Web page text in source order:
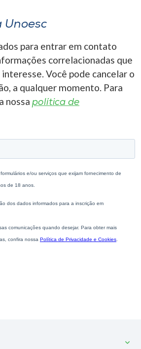
Unoesc
para entrar em contato
correlacionadas que
Você pode cancelar o
a qualquer momento. Para
nossa política de